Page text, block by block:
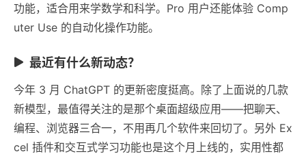
功能，适合用来学数学和科学。Pro 用户还能体验 Comp
uter Use 的自动化操作功能。
最近有什么新动态？
今年 3 月 ChatGPT 的更新密度挺高。除了上面说的几款
新模型，最值得关注的是那个桌面超级应用——把聊天、
编程、浏览器三合一，不用再几个软件来回切了。另外 Ex
cel 插件和交互式学习功能也是这个月上线的，实用性都